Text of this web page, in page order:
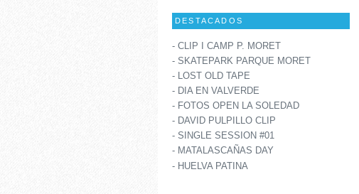
DESTACADOS
- CLIP I CAMP P. MORET
- SKATEPARK PARQUE MORET
- LOST OLD TAPE
- DIA EN VALVERDE
- FOTOS OPEN LA SOLEDAD
- DAVID PULPILLO CLIP
- SINGLE SESSION #01
- MATALASCAÑAS DAY
- HUELVA PATINA